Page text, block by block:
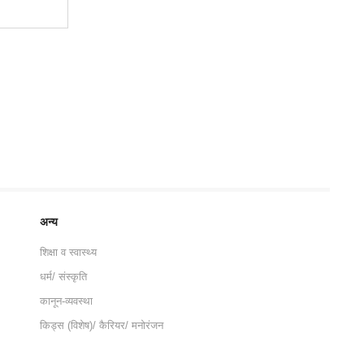
अन्य
शिक्षा व स्वास्थ्य
धर्म/ संस्कृति
कानून-व्यवस्था
किड्स (विशेष)/ कैरियर/ मनोरंजन